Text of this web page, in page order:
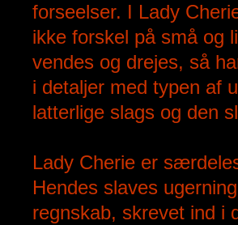
forseelser. I Lady
ikke forskel på små og
vendes og drejes, så
i detaljer med typen af
latterlige slags og den
Lady Cherie er
Hendes slaves
regnskab, skrevet ind i